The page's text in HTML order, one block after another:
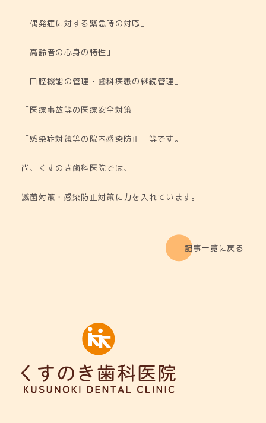
「偶発症に対する緊急時の対応」
「高齢者の心身の特性」
「口腔機能の管理・歯科疾患の継続管理」
「医療事故等の医療安全対策」
「感染症対策等の院内感染防止」等です。
尚、くすのき歯科医院では、
滅菌対策・感染防止対策に力を入れています。
記事一覧に戻る